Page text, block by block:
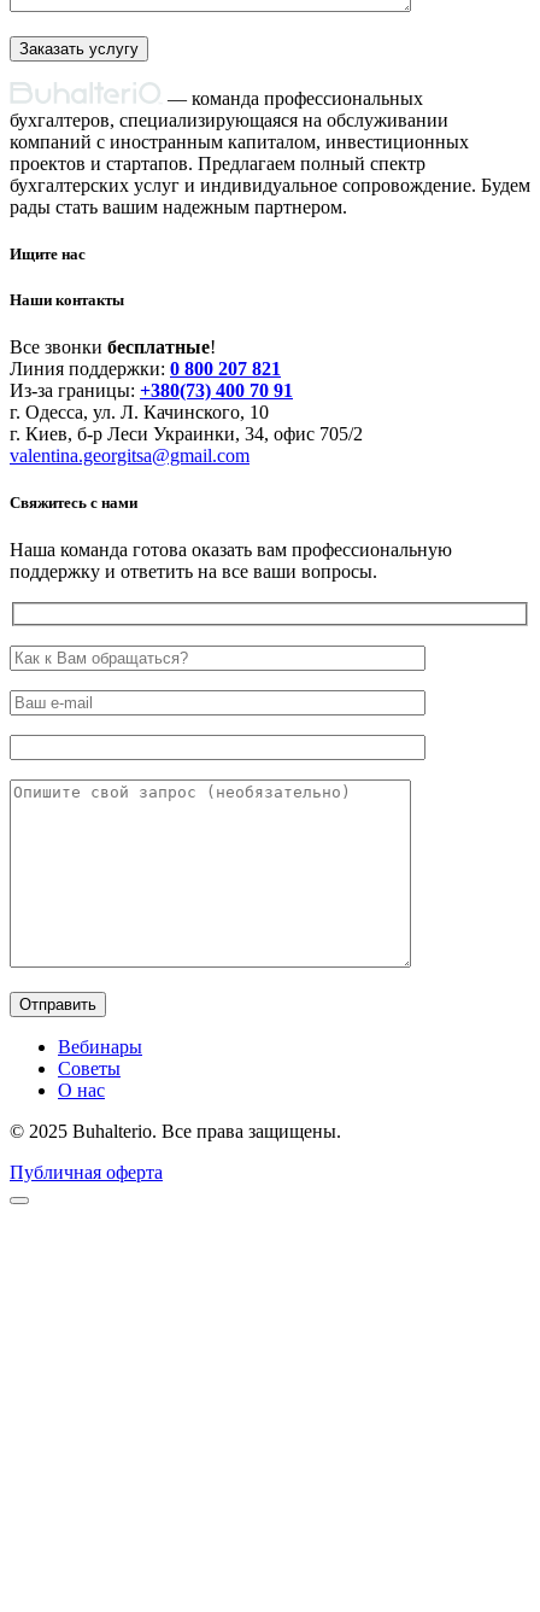
Основной
сайдбар
— команда профессиональных
бухгалтеров, специализирующаяся на обслуживании
компаний с иностранным капиталом, инвестиционных
проектов и стартапов. Предлагаем полный спектр
бухгалтерских услуг и индивидуальное сопровождение. Будем
рады стать вашим надежным партнером.
Ищите нас
Наши контакты
Все звонки бесплатные!
Линия поддержки: 0 800 207 821
Из-за границы: +380(73) 400 70 91
г. Одесса, ул. Л. Качинского, 10
г. Киев, б-р Леси Украинки, 34, офис 705/2
valentina.georgitsa@gmail.com
Свяжитесь с нами
Наша команда готова оказать вам профессиональную
поддержку и ответить на все ваши вопросы.
Вебинары
Советы
О нас
© 2025 Buhalterio. Все права защищены.
Публичная оферта